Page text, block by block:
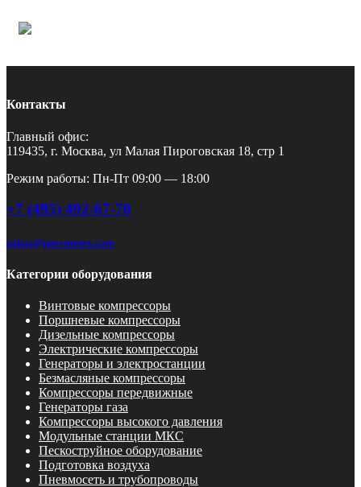
Контакты
Главный офис:
119435, г. Москва, ул Малая Пироговская 18, стр 1
Режим работы: Пн-Пт 09:00 — 18:00
+7 (495) 492-67-70
zakaz@pnevmotex.com
Категории оборудования
Винтовые компрессоры
Поршневые компрессоры
Дизельные компрессоры
Электрические компрессоры
Генераторы и электростанции
Безмасляные компрессоры
Компрессоры передвижные
Генераторы газа
Компрессоры высокого давления
Модульные станции МКС
Пескоструйное оборудование
Подготовка воздуха
Пневмосеть и трубопроводы